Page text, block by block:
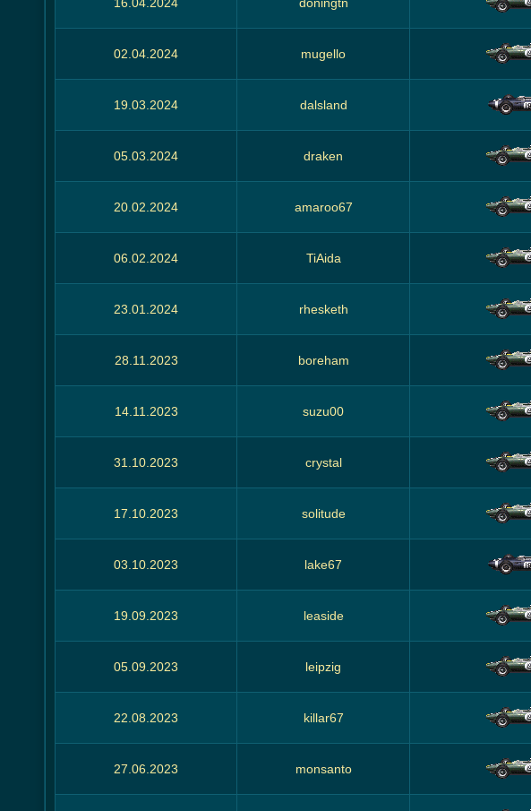
02.04.2024 mugello
19.03.2024 dalsland
05.03.2024 draken
20.02.2024 amaroo67
06.02.2024 TiAida
23.01.2024 rhesketh
28.11.2023 boreham
14.11.2023 suzu00
31.10.2023 crystal
17.10.2023 solitude
03.10.2023 lake67
19.09.2023 leaside
05.09.2023 leipzig
22.08.2023 killar67
27.06.2023 monsanto